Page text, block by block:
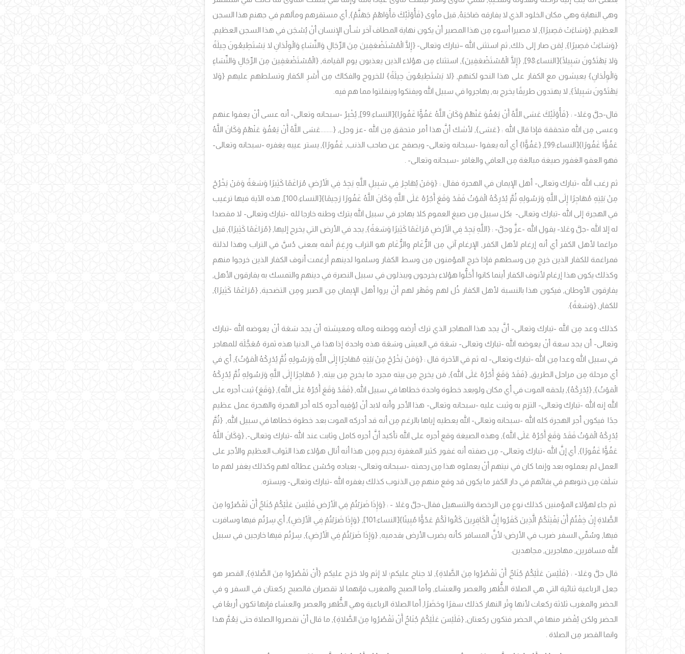
وهي النهاية وهي مكان الخلود الذي لا يفارقه صَاحَبَهُ, قيل مأوى{فَأُوْلَئِكَ مَأْوَاهُمْ جَهَنَّمُ}, أي مستقرهم ومآلهم في جهنم هذا السجن
العظيم, {وَسَاءَتْ مَصِيرًا} , لا مصيرا أسوء مِن هذا المصير أنْ يكون نهاية المطاف آخر شـأن الإنسان أنْ يُسْجَن في هذا السجن العظيم,
{وَسَاءَتْ مَصِيرًا} , لِمَن صار إلى ذلك, ثم استثنى الله –تبارك وتعالى-{إِلَّا الْمُسْتَضْعَفِينَ مِنَ الرِّجَالِ وَالنِّسَاءِ وَالْوِلْدَانِ لا يَسْتَطِيعُونَ حِيلَةً
وَلا يَهْتَدُونَ سَبِيلًا}[النساء:98], {إِلَّا الْمُسْتَضْعَفِينَ}, استثناء مِن هؤلاء الذين يعذبون يوم القيامة, {الْمُسْتَضْعَفِينَ مِنَ الرِّجَالِ وَالنِّسَاءِ
وَالْوِلْدَانِ} يعيشون مع الكفار على هذا النحو لكنهم, {لا يَسْتَطِيعُونَ حِيلَةً} للخروج والفكاك مِن أَسْرِ الكفار وتسلطهم عليهم {وَلا
يَهْتَدُونَ سَبِيلًا}, لا يهتدون طريقًا يخرج به, يهاجروا في سبيل الله ويفتكوا وينفلتوا مما هم فيه.
قال-جلَّ وعَلا- : {فَأُوْلَئِكَ عَسَى اللَّهُ أَنْ يَعْفُوَ عَنْهُمْ وَكَانَ اللَّهُ عَفُوًّا غَفُورًا}
[النساء:99], يُخْبِرُ -سبحانه وتعالى- أنه عسى أنْ يعفوا عنهم
وعسى مِن الله متحققة فإذا قال الله : {عَسَى}, لأشك أنَّ هذا أمر متحقق مِن الله -عز وجل, {........عَسَى اللَّهُ أَنْ يَعْفُوَ عَنْهُمْ وَكَانَ اللَّهُ
عَفُوًّا غَفُورًا}[النساء:99], { عَفُوًّا} أي أنه يعفوا -سبحانه وتعالى- ويصفح عن صاحب الذنب, غَفُورًا}, يستر عيبه يغفره -سبحانه وتعالى-
فهو العفو الغفور صيغة مبالغة مِن العافي والغافر -سبحانه وتعالى- .
ثم رغب الله -تبارك وتعالى- أهل الإيمان في الهجرة فقال : {وَمَنْ يُهَاجِرْ فِي سَبِيلِ اللَّهِ يَجِدْ فِي الأَرْضِ مُرَاغَمًا كَثِيرًا وَسَعَةً وَمَنْ يَخْرُجْ
مِنْ بَيْتِهِ مُهَاجِرًا إِلَى اللَّهِ وَرَسُولِهِ ثُمَّ يُدْرِكْهُ الْمَوْتُ فَقَدْ وَقَعَ أَجْرُهُ عَلَى اللَّهِ وَكَانَ اللَّهُ غَفُورًا رَحِيمًا}[النساء:100],
هذه الآية فيها ترغيب
في الهجرة إلى الله -تبارك وتعالى- بكل سبيل مِن صيغ العموم كلا يهاجر في سبيل الله يترك وطنه خارجا لله -تبارك وتعالى- لا مقصدا
له إلا الله -جلَّ وعَلا- يقول الله -عزَّ وجلَّ- : {اللَّهِ يَجِدْ فِي الأَرْضِ مُرَاغَمًا كَثِيرًا وَسَعَةً}, يجد في الأرض التي يخرج إليها, {مُرَاغَمًا كَثِيرًا}, قيل
مراغما لأهل الكفر أي أنه إرغام لأهل الكفر, الإرغام آتي مِن الرُّغَام والرُّغَام هو التراب ورِغِمَ أنفه بمعنى دُسَّ في التراب وهذا لذلتة
فمراغمة للكفار الذين خرج مِن وسطهم فإذا خرج المؤمنون مِن وسط الكفار وسلموا لدينهم أرغمت أنوف الكفار الذين خرجوا منهم
وكذلك يكون هذا إرغام لأنوف الكفار أينما كانوا أَحَلُّوا هؤلاء يخرجون ويبذلون في سبيل النصرة في دينهم والتمسك به يفارقون الأهل,
يفارقون الأوطان, فيكون هذا بالنسبة لأهل الكفار ذُل لهم وقَهْر لهم أنْ يروا أهل الإيمان مِن الصبر ومِن التضحية, {مُرَاغَمًا كَثِيرًا},
للكفار {وَسَعَةً}
كذلك وعد مِن الله -تبارك وتعالى- أنَّ يجد هذا المهاجر الذي ترك أرضه ووطنه وماله ومعيشته أنْ يجد سَعَة أنْ يعوضه الله -تبارك
وتعالى- أن يجد سعة أنْ يعوضه الله -تبارك وتعالى- سَعَة في العيش وسَعَة هذه واحدة إذا هذا في الدنيا هذه ثمرة مُعَجَّلَة للمهاجر
في سبيل الله وعدا مِن الله -تبارك وتعالى- له ثم في الآخرة قال : {وَمَنْ يَخْرُجْ مِنْ بَيْتِهِ مُهَاجِرًا إِلَى اللَّهِ وَرَسُولِهِ ثُمَّ يُدْرِكْهُ الْمَوْتُ}, أي في
أي مرحلة مِن مراحل الطريق, {فَقَدْ وَقَعَ أَجْرُهُ عَلَى الله}, مَن يخرج مِن بيته مجرد ما يخرج مِن بيته, { مُهَاجِرًا إِلَى اللَّهِ وَرَسُولِهِ ثُمَّ يُدْرِكْهُ
الْمَوْتُ}, {يُدْرِكْهُ}, يلحقه الموت في أي مكان ولوبعد خطوة واحدة خطاها في سبيل الله, {فَقَدْ وَقَعَ أَجْرُهُ عَلَى الله},
{وَقَعَ} ثبت أجره على
الله إنه الله -تبارك وتعالى- التزم به وثبت عليه -سبحانه وتعالى- هذا الأجر وأنه لابد أنْ يُوْفِيه أجره كله أجر الهجرة والهجرة عمل عظيم
جدًا فيكون أجر الهجرة كله الله -سبحانه وتعالى- الله يعطيه إياها بالرغم مِن أنه قد أدركه الموت بعد خطوة خطاها في سبيل الله, {ثُمَّ
يُدْرِكْهُ الْمَوْتُ فَقَدْ وَقَعَ أَجْرُهُ عَلَى الله} وهذه الصيغة وقع أجره على الله تأكيد أنَّ أجره كامل وثابت عند الله -تبارك وتعالى-,{وَكَانَ اللَّهُ
عَفُوًّا غَفُورًا} , أي إنَّ الله -تبارك وتعالى- مِن صفته أنه غفور كثير المغفرة رحيم ومِن هذا أنه أنال هؤلاء هذا الثواب العظيم والأجر على
العمل لم يعملوه بعد وإنما كان في نيتهم أنْ يعملوه هذا مِن رحمته -سبحانه وتعالى- بعباده وحُسْن عطائه لهم وكذلك يغفر لهم ما
سَلَفَ مِن ذنوبهم في بقائهم في دار الكفر ما يكون قد وقع منهم مِن الذنوب كذلك يغفره الله -تبارك وتعالى- ويستره.
ثم جاء لهؤلاء المؤمنين كذلك نوع مِن الرخصة والتسهيل فقال-جلَّ وعَلا - : {وَإِذَا ضَرَبْتُمْ فِي الأَرْضِ فَلَيْسَ عَلَيْكُمْ جُنَاحٌ أَنْ تَقْصُرُوا مِنَ
الصَّلاةِ إِنْ خِفْتُمْ أَنْ يَفْتِنَكُمُ الَّذِينَ كَفَرُوا إِنَّ الْكَافِرِينَ كَانُوا لَكُمْ عَدُوًّا مُبِينًا}[النساء:101], {وَإِذَا ضَرَبْتُمْ فِي الأَرْضِ}, أي سِرْتُم فيها وسافرت
فيها, وسُمِّي السفر ضرب في الأرض؛ لأنَّ المسافر كأنه يضرب الأرض بقدميه, {وَإِذَا ضَرَبْتُمْ فِي الأَرْضِ}, سِرْتُم فيها خارجين في سبيل
الله مسافرين, مهاجرين, مجاهدين.
قال جلَّ وعَلا- : {فَلَيْسَ عَلَيْكُمْ جُنَاحٌ أَنْ تَقْصُرُوا مِنَ الصَّلاةِ}, لا جناح عليكم؛ لا إثم ولا حَرَج عليكم {أَنْ تَقْصُرُوا مِنَ الصَّلاةِ}, القصر هو
جعل الرباعية ثنائية التي هي الصلاة الظُّهر والعصر والعشاء, وأما الصبح والمغرب فإنهما لا تقصران فالصبح ركعتان في السفر و في
الحضر والمغرب ثلاثة ركعات لأنها وِتْر النهار كذلك سفرًا وحَضَرًا, أما الصلاة الرباعية وهي الظُّهر والعصر والعشاء فإنها تكون أربعًا في
الحضر ولكن يُقْصَر منها في الحضر فتكون ركعتان, {فَلَيْسَ عَلَيْكُمْ جُنَاحٌ أَنْ تَقْصُرُوا مِنَ الصَّلاةِ}, ما قال أنْ تقصروا الصلاة حتى يَعُمَّ هذا
وانما القصر مِن الصلاة .